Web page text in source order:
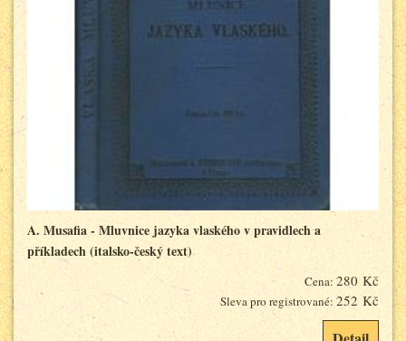
A. Musafia - Mluvnice jazyka vlaského v pravidlech a
příkladech (italsko-český text)
Cena: 280 Kč
Sleva pro registrované: 252 Kč